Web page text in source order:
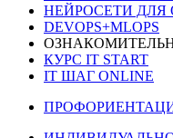
НЕЙРОСЕТИ
DEVOPS+MLOPS
КУРС IT START
IT ШАГ ONLINE